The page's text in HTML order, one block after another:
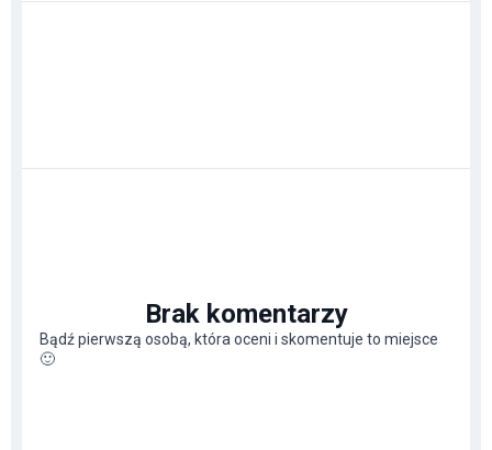
Brak komentarzy
Bądź pierwszą osobą, która oceni i skomentuje to miejsce
🙂